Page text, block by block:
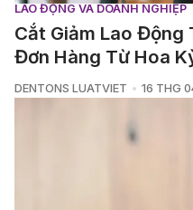
LAO ĐỘNG VÀ DOANH NGHIỆP
Cắt Giảm Lao Động
Đơn Hàng Từ Hoa
DENTONS LUATVIET 16 THG